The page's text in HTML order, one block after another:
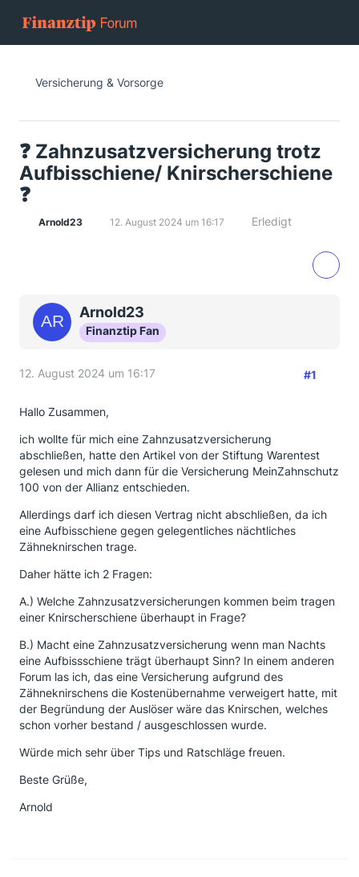
Versicherung & Vorsorge
❓ Zahnzusatzversicherung trotz
Aufbisschiene/ Knirscherschiene
❓
Arnold23 12. August 2024 um 16:17 Erledigt
Arnold23
Finanztip Fan
12. August 2024 um 16:17 #1
Hallo Zusammen,
ich wollte für mich eine Zahnzusatzversicherung
abschließen, hatte den Artikel von der Stiftung Warentest
gelesen und mich dann für die Versicherung MeinZahnschutz
100 von der Allianz entschieden.
Allerdings darf ich diesen Vertrag nicht abschließen, da ich
eine Aufbisschiene gegen gelegentliches nächtliches
Zähneknirschen trage.
Daher hätte ich 2 Fragen:
A.) Welche Zahnzusatzversicherungen kommen beim tragen
einer Knirscherschiene überhaupt in Frage?
B.) Macht eine Zahnzusatzversicherung wenn man Nachts
eine Aufbissschiene trägt überhaupt Sinn? In einem anderen
Forum las ich, das eine Versicherung aufgrund des
Zähneknirschens die Kostenübernahme verweigert hatte, mit
der Begründung der Auslöser wäre das Knirschen, welches
schon vorher bestand / ausgeschlossen wurde.
Würde mich sehr über Tips und Ratschläge freuen.
Beste Grüße,
Arnold